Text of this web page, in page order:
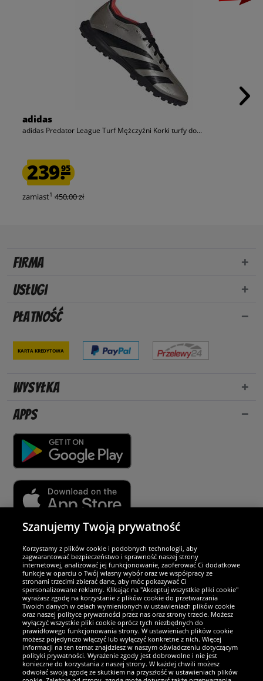
adidas
adidas Predator League Turf Mężczyźni Korki turfy do...
239.95
zamiast1 450,00 zł
Firma
Usługi
Płatność
Karta kredytowa
Wysyłka
Apps
Partnerzy i bezpieczeństwo
Jesteśmy wyjątkowi
Szanujemy Twoją prywatność
Korzystamy z plików cookie i podobnych technologii, aby
zagwarantować bezpieczeństwo i sprawność naszej strony
internetowej, analizować jej funkcjonowanie, zaoferować Ci dodatkowe
funkcje w oparciu o Twój własny wybór oraz we współpracy ze
stronami trzecimi zbierać dane, aby móc pokazywać Ci
spersonalizowane reklamy. Klikając na "Akceptuj wszystkie pliki cookie"
wyrażasz zgodę na korzystanie z plików cookie do przetwarzania
Twoich danych w celach wymienionych w ustawieniach plików cookie
oraz naszej polityce prywatności przez nas oraz strony trzecie. Możesz
wyłączyć wszystkie pliki cookie oprócz tych niezbędnych do
prawidłowego funkcjonowania strony. W ustawieniach plików cookie
możesz pojedynczo włączyć lub wyłączyć konkretne z nich. Więcej
informacji na ten temat znajdziesz w naszym oświadczeniu dotyczącym
polityki prywatności. Wyrażenie zgody jest dobrowolne i nie jest
konieczne do korzystania z naszej strony. W każdej chwili możesz
odwołać swoją zgodę ze skutkiem na przyszłość w ustawieniach plików